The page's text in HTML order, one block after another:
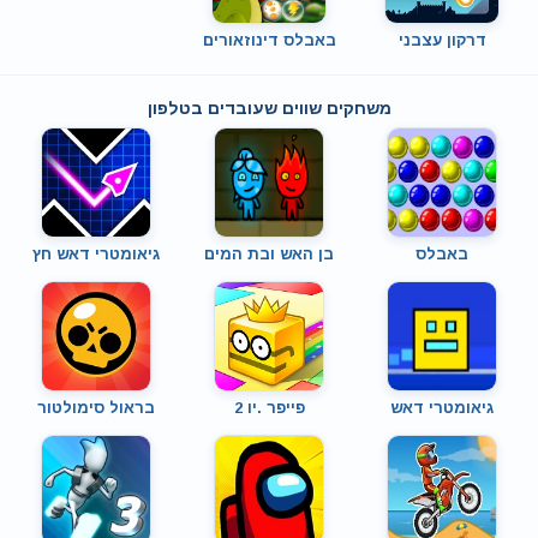
דרקון עצבני באבלס דינוזאורים
משחקים שווים שעובדים בטלפון
באבלס בן האש ובת המים גיאומטרי דאש חץ
גיאומטרי דאש פייפר .יו 2 בראול סימולטור